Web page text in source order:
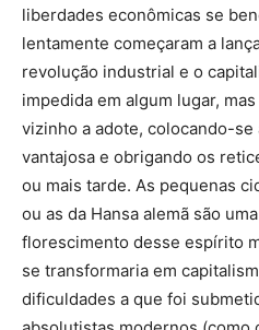
liberdades econômicas se
lentamente começaram a
revolução industrial e o
impedida em algum lugar,
vizinho a adote, colocando-se
vantajosa e obrigando os
ou mais tarde. As pequenas
ou as da Hansa alemã são
florescimento desse espírito
se transformaria em
dificuldades a que foi